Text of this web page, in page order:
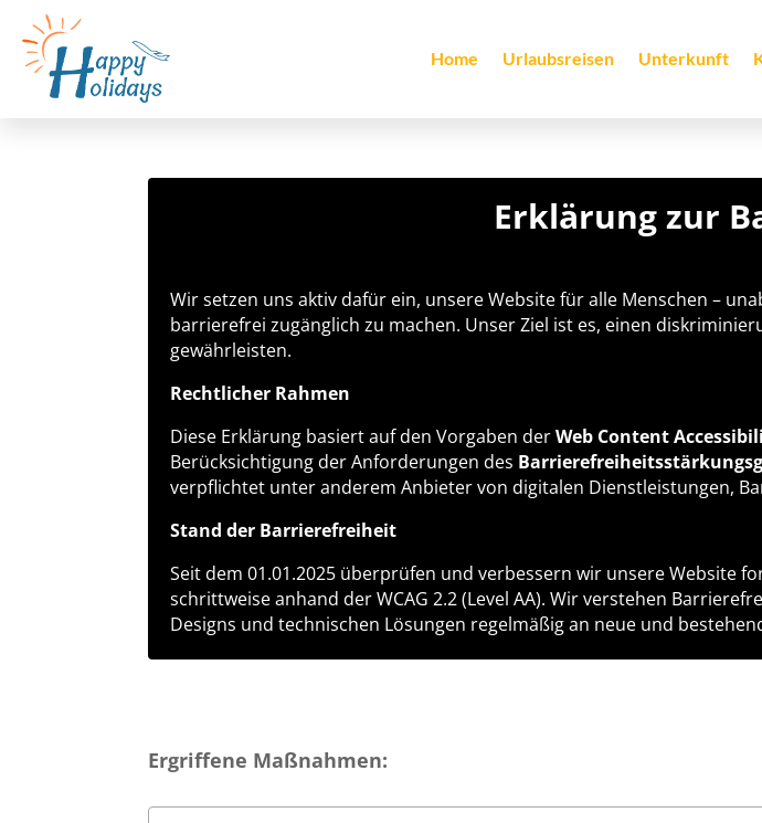
Home Urlaubsreisen Unterkunft
Erklärung zur
Wir setzen uns aktiv dafür ein, unsere Website für alle Menschen –
barrierefrei zugänglich zu machen. Unser Ziel ist es, einen
gewährleisten.
Rechtlicher Rahmen
Diese Erklärung basiert auf den Vorgaben derWeb Content
Berücksichtigung der Anforderungen des
verpflichtet unter anderem Anbieter von digitalen Dienstleistungen,
Stand der Barrierefreiheit
Seit dem 01.01.2025 überprüfen und verbessern wir unsere Website
schrittweise anhand der WCAG 2.2 (Level AA). Wir verstehen
Designs und technischen Lösungen regelmäßig an neue und
Ergriffene Maßnahmen: